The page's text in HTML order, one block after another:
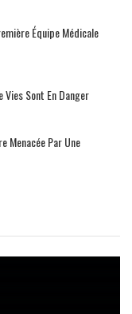
Équipe Médicale
Vies Sont En Danger
Menacée Par Une